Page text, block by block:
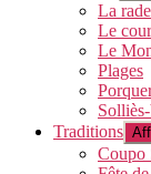
La
Le
Le
Plages
Traditions
Coupo